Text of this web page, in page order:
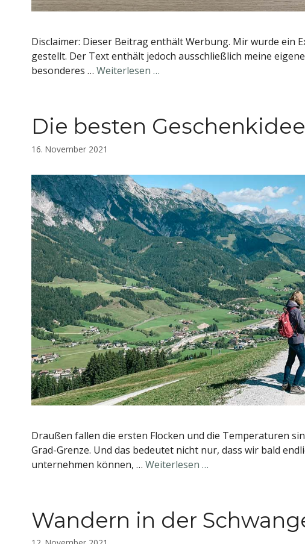
Disclaimer: Dieser Beitrag enthält Werbung. Mir wurde ein
gestellt. Der Text enthält jedoch ausschließlich meine
besonderes … Weiterlesen …
Die besten
16. November 2021
Draußen fallen die ersten Flocken und die Temperaturen
Grad-Grenze. Und das bedeutet nicht nur, dass wir bald
unternehmen können, … Weiterlesen …
Wandern in der